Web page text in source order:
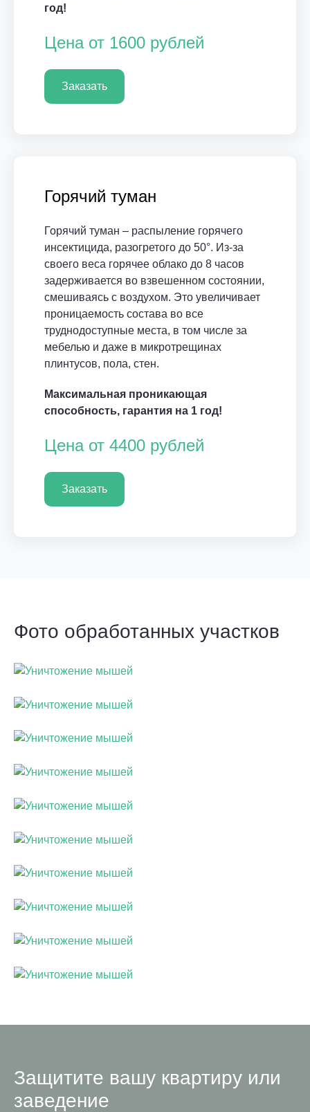
год!
Цена от 1600 рублей
Заказать
Горячий туман
Горячий туман – распыление горячего
инсектицида, разогретого до 50°. Из-за
своего веса горячее облако до 8 часов
задерживается во взвешенном состоянии,
смешиваясь с воздухом. Это увеличивает
проницаемость состава во все
труднодоступные места, в том числе за
мебелью и даже в микротрещинах
плинтусов, пола, стен.
Максимальная проникающая
способность, гарантия на 1 год!
Цена от 4400 рублей
Заказать
Фото обработанных участков
Защитите вашу квартиру или
заведение